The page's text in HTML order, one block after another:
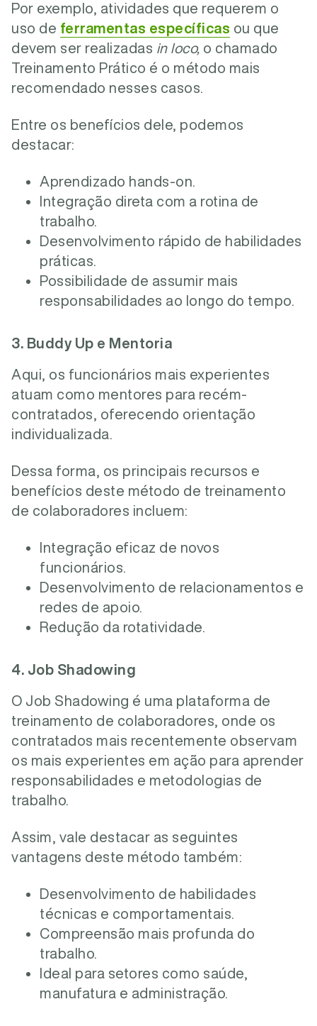
Por exemplo, atividades que requerem o
uso de ferramentas específicas ou que
devem ser realizadas in loco, o chamado
Treinamento Prático é o método mais
recomendado nesses casos.
Entre os benefícios dele, podemos
destacar:
Aprendizado hands-on.
Integração direta com a rotina de
trabalho.
Desenvolvimento rápido de habilidades
práticas.
Possibilidade de assumir mais
responsabilidades ao longo do tempo.
3. Buddy Up e Mentoria
Aqui, os funcionários mais experientes
atuam como mentores para recém-
contratados, oferecendo orientação
individualizada.
Dessa forma, os principais recursos e
benefícios deste método de treinamento
de colaboradores incluem:
Integração eficaz de novos
funcionários.
Desenvolvimento de relacionamentos e
redes de apoio.
Redução da rotatividade.
4. Job Shadowing
O Job Shadowing é uma plataforma de
treinamento de colaboradores, onde os
contratados mais recentemente observam
os mais experientes em ação para aprender
responsabilidades e metodologias de
trabalho.
Assim, vale destacar as seguintes
vantagens deste método também:
Desenvolvimento de habilidades
técnicas e comportamentais.
Compreensão mais profunda do
trabalho.
Ideal para setores como saúde,
manufatura e administração.